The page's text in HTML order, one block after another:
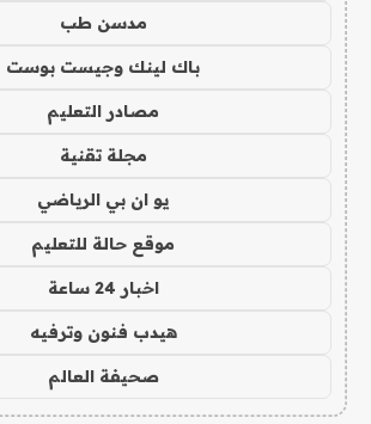
مدسن طب
باك لينك وجيست بوست
مصادر التعليم
مجلة تقنية
يو ان بي الرياضي
موقع حالة للتعليم
اخبار 24 ساعة
هيدب فنون وترفيه
صحيفة العالم